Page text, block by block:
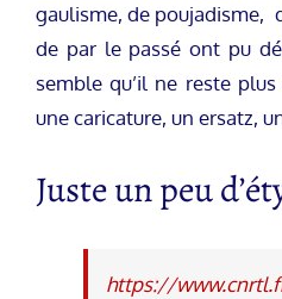
gaulisme, de poujadisme,
de par le passé ont pu
semble qu’il ne reste
une caricature, un ersatz,
Juste un peu
https://